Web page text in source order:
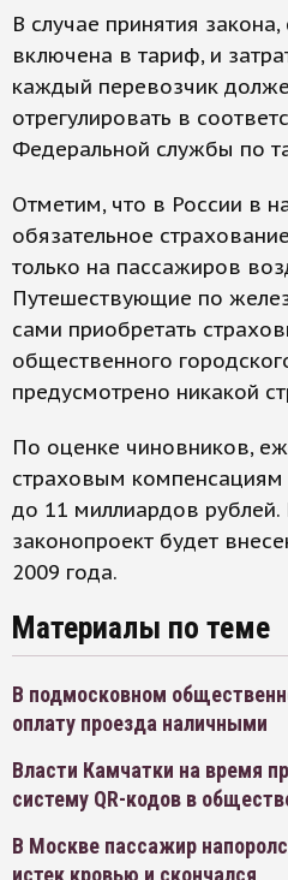
В случае принятия
включена в тариф, и
каждый перевозчик
отрегулировать в
Федеральной службы по
Отметим, что в России в
обязательное
только на пассажиров
Путешествующие по
сами приобретать
общественного
предусмотрено никакой
По оценке чиновников,
страховым компенсациям
до 11 миллиардов рублей.
законопроект будет
2009 года.
Материалы по теме
В подмосковном
оплату проезда наличными
Власти Камчатки на время
систему QR-кодов в
В Москве пассажир
истек кровью и скончался